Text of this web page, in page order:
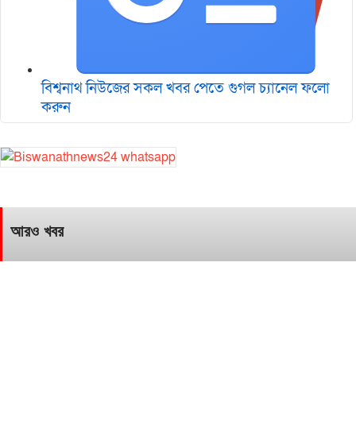
বিশ্বনাথ নিউজের সকল খবর পেতে গুগল চ‌্যানেল ফলো
করুন
আরও খবর